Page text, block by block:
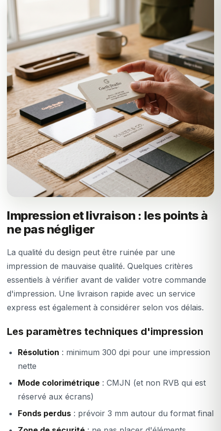
Impression et livraison : les points à
ne pas négliger
La qualité du design peut être ruinée par une
impression de mauvaise qualité. Quelques critères
essentiels à vérifier avant de valider votre commande
d'impression. Une livraison rapide avec un service
express est également à considérer selon vos délais.
Les paramètres techniques d'impression
Résolution : minimum 300 dpi pour une impression
nette
Mode colorimétrique : CMJN (et non RVB qui est
réservé aux écrans)
Fonds perdus : prévoir 3 mm autour du format final